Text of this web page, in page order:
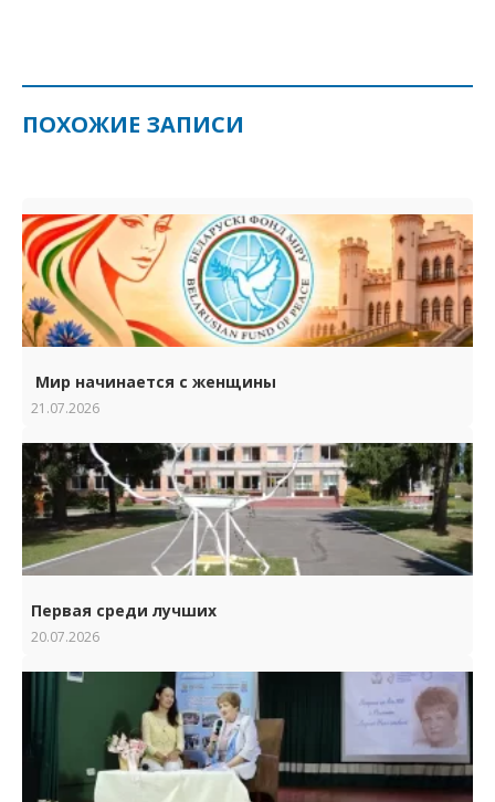
ПОХОЖИЕ ЗАПИСИ
Мир начинается с женщины
21.07.2026
Первая среди лучших
20.07.2026